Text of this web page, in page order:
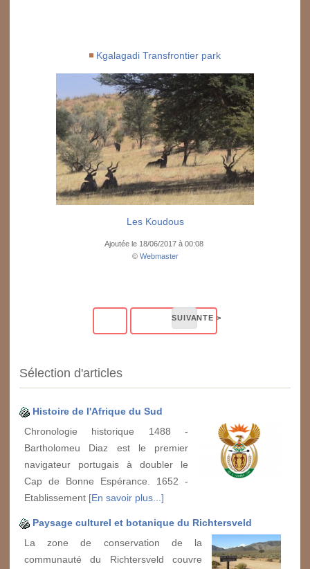
Kgalagadi Transfrontier park
Les Koudous
Ajoutée le 18/06/2017 à 00:08
© Webmaster
Sélection d'articles
Histoire de l'Afrique du Sud
Chronologie historique 1488 -
Bartholomeu Diaz est le premier
navigateur portugais à doubler le
Cap de Bonne Espérance. 1652 -
Etablissement [En savoir plus...]
Paysage culturel et botanique du Richtersveld
La zone de conservation de la
communauté du Richtersveld couvre